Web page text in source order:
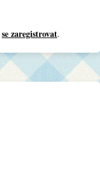
se zaregistrovat.